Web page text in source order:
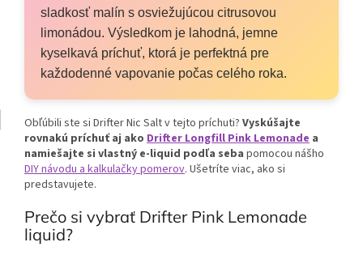
sladkosť malín s osviežujúcou citrusovou
limonádou. Výsledkom je lahodná, jemne
kyselkavá príchuť, ktorá je perfektná pre
každodenné vapovanie počas celého roka.
Obľúbili ste si Drifter Nic Salt v tejto príchuti? Vyskúšajte
rovnakú príchuť aj ako Drifter Longfill Pink Lemonade a
namiešajte si vlastný e-liquid podľa seba pomocou nášho
DIY návodu a kalkulačky pomerov. Ušetríte viac, ako si
predstavujete.
Prečo si vybrať Drifter Pink Lemonade
liquid?